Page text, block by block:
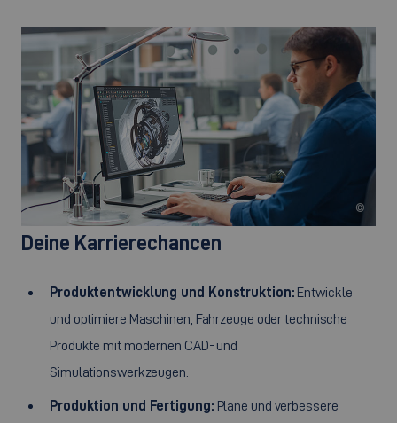
©
Deine Karrierechancen
Produktentwicklung und Konstruktion: Entwickle
und optimiere Maschinen, Fahrzeuge oder technische
Produkte mit modernen CAD- und
Simulationswerkzeugen.
Produktion und Fertigung: Plane und verbessere